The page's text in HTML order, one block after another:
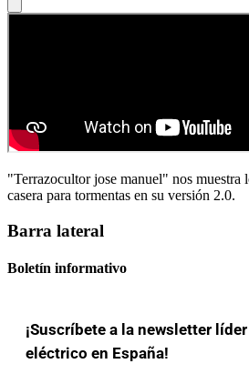
"Terrazocultor jose manuel" nos muestra
casera para tormentas en su versión 2.0.
Barra lateral
Boletín informativo
¡Suscríbete a la newsletter
eléctrico en España!